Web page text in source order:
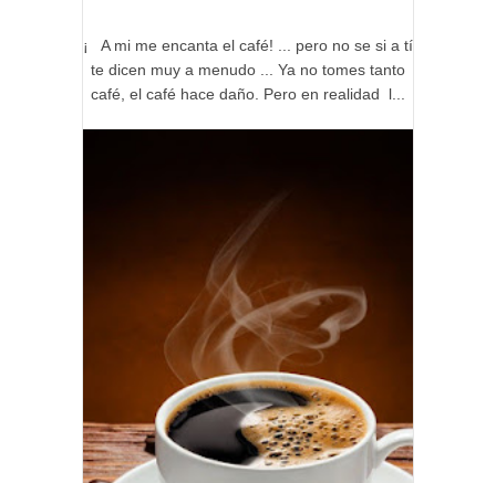
¡ A mi me encanta el café! ... pero no se si a tí
te dicen muy a menudo ... Ya no tomes tanto
café, el café hace daño. Pero en realidad l...